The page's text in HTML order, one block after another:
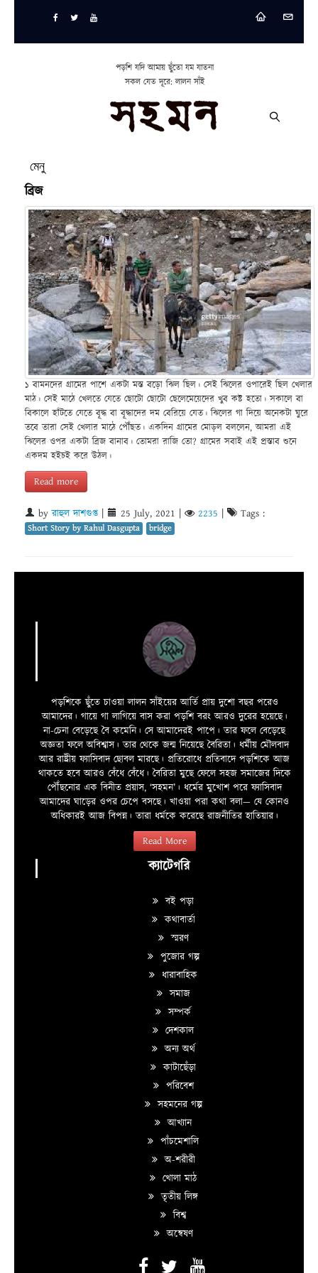
পড়শি যদি আমায় ছুঁতো যম যাতনা
সকল যেত দূরে: লালন সাঁই
মেনু
ব্রিজ
১ বামনদের গ্রামের পাশে একটা মস্ত বড়ো ঝিল ছিল। সেই ঝিলের ওপারেই ছিল খেলার
মাঠ। সেই মাঠে খেলতে যেতে ছোটো ছোটো ছেলেমেয়েদের খুব কষ্ট হতো। সকালে বা
বিকালে হাঁটতে যেতে বূদ্ধ বা বূদ্ধাদের দম বেরিয়ে যেত। ঝিলের গা দিয়ে অনেকটা ঘুরে
তবে তারা সেই খেলার মাঠে পৌঁছত। একদিন গ্রামের মোড়ল বললেন, আমরা এই
ঝিলের ওপর একটা ব্রিজ বানাব। তোমরা রাজি তো? গ্রামের সবাই এই প্রস্তাব শুনে
একদম হইচই করে উঠল।
Read more
byরাহুল দাশগুপ্ত 25 July, 2021 2235 Tags :
Short Story by Rahul Dasgupta bridge
পড়শিকে ছুঁতে চাওয়া লালন সাঁইয়ের আর্তি প্রায় দুশো বছর পরেও
আমাদের। গায়ে গা লাগিয়ে বাস করা পড়শি বরং আরও দুরের হয়েছে।
না-চেনা বেড়েছে বৈ কমেনি। সে আমাদেরই পাপে। তার ফলে বেড়েছে
অজ্ঞতা ফলে অবিশ্বাস। তার থেকে জন্ম নিয়েছে বৈরিতা। ধর্মীয় মৌলবাদ
আর রাষ্ট্রীয় ফ্যাসিবাদ ছোবল মারছে। প্রতিরোধে প্রতিবাদে পড়শিকে আজ
থাকতে হবে আরও বেঁধে বেঁধে। বৈরিতা মুছে ফেলে সহজ সমাজের দিকে
পৌঁছনোর এক বিনীত প্রয়াস, ‘সহমন’। ধর্মের মুখোশ পরে ফ্যাসিবাদ
আমাদের ঘাড়ের ওপর চেপে বসছে। খাওয়া পরা কথা বলা—­­ যে কোনও
অধিকারই আজ বিপন্ন। তারা ধর্মকে করেছে রাজনীতির হাতিয়ার।
Read More
ক্যাটেগরি
বই পড়া
কথাবার্তা
স্মরণ
পুজোর গল্প
ধারাবাহিক
সমাজ
সম্পর্ক
দেশকাল
অন্য অর্থ
কাটাছেঁড়া
পরিবেশ
সহমনের গল্প
আখ্যান
পাঁচমেশালি
অ-শরীরী
খোলা মাঠ
তৃতীয় লিঙ্গ
বিশ্ব
অন্বেষণ